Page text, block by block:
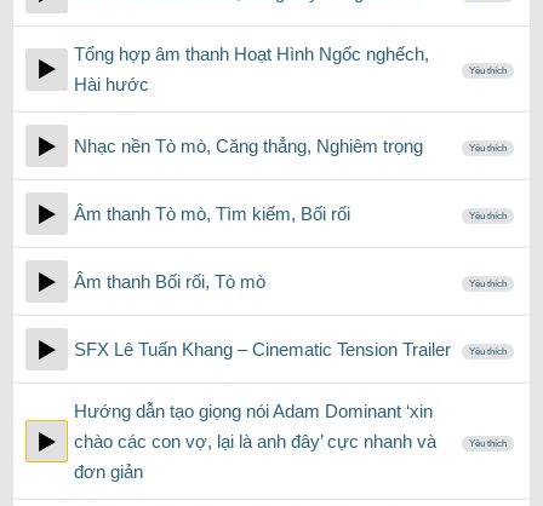
Tổng hợp âm thanh Hoạt Hình Ngốc nghếch,
Hài hước
Yêu thích
Nhạc nền Tò mò, Căng thẳng, Nghiêm trọng Yêu thích
Âm thanh Tò mò, Tìm kiếm, Bối rối Yêu thích
Âm thanh Bối rối, Tò mò Yêu thích
SFX Lê Tuấn Khang – Cinematic Tension Trailer Yêu thích
Hướng dẫn tạo giọng nói Adam Dominant ‘xin
chào các con vợ, lại là anh đây’ cực nhanh và
đơn giản
Yêu thích